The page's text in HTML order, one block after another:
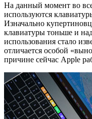
На данный момент во
используются
Изначально
клавиатуры тоньше и
использования стало
отличается особой
причине сейчас Apple